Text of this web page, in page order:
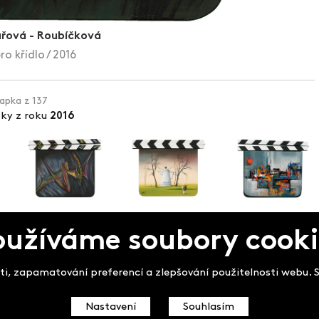
- Roubíčková
křídlo / 2016
z 137
z roku 2016
soubory
zapamatování preferencí a zlepšování použitelnosti
Nastavení Souhlasím